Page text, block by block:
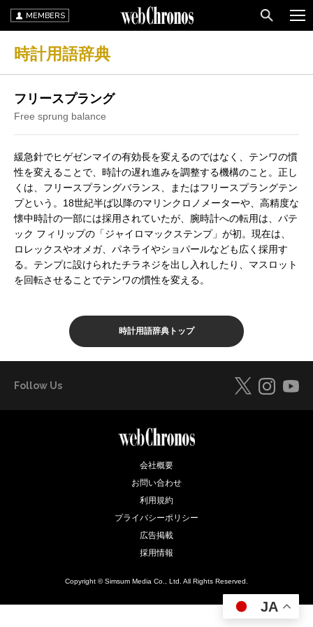
MEMBERS
時計用語辞典
フリースプラング
Free sprung balance
緩急針でヒゲゼンマイの有効長を変えるのではなく、テンワの慣
性を変えることで、時計の遅れ進みを調整する機構のこと。正し
くは、フリースプラングバランス、またはフリースプラングテン
プという。18世紀半ば以降のマリンクロノメーターや、高精度な
懐中時計の一部には採用されていたが、腕時計への転用は、パテ
ック フィリップの「ジャイロマックステンプ」が初。現在は、
ロレックスやオメガ、パネライやショパールなども広く採用す
る。テンプに設けられたチラネジを出し入れしたり、マスロット
を回転させることでテンワの慣性を変える。
時計用語辞典トップ
Follow Us
会社概要
お問い合わせ
利用規約
プライバシーポリシー
広告掲載
採用情報
Copyright © Simsum Media Co., Ltd. All Rights Reserved.
JA